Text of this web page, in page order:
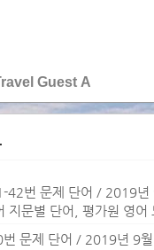
Guest A
42번 문제 단어 / 2019년
지문별 단어, 평가원 영어
문제 단어 / 2019년 9